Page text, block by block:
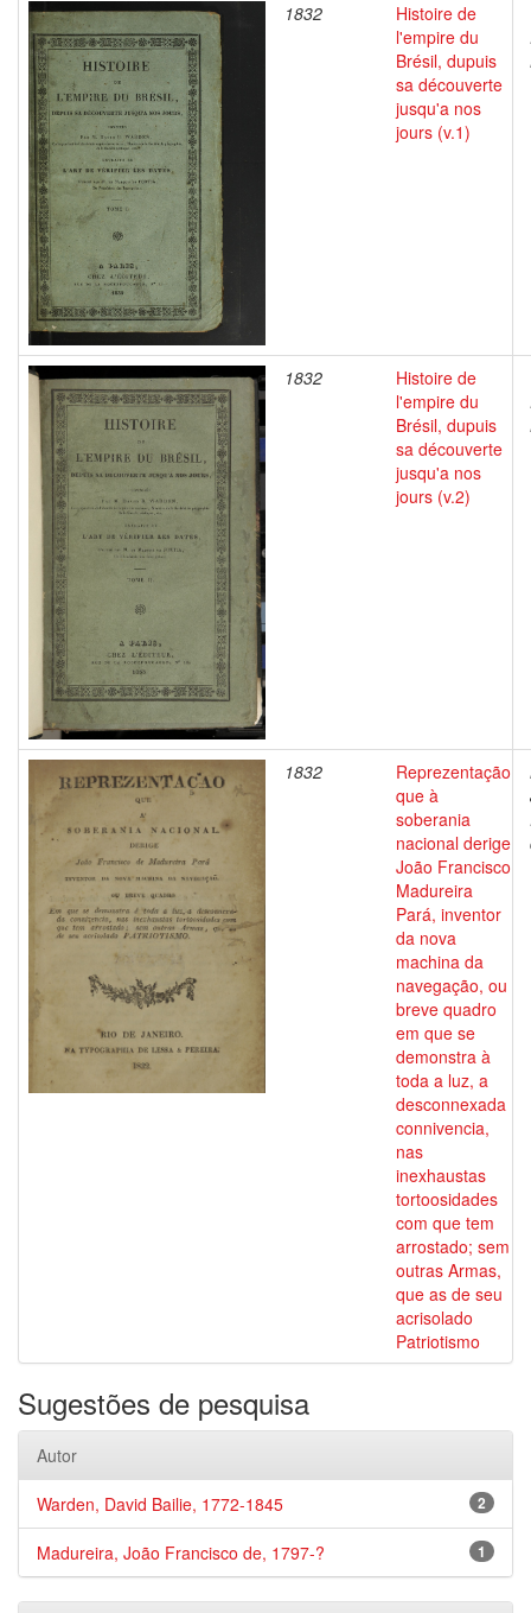
1832
Histoire de
l'empire du
Brésil, dupuis
sa découverte
jusqu'a nos
jours (v.1)
1832
Histoire de
l'empire du
Brésil, dupuis
sa découverte
jusqu'a nos
jours (v.2)
1832
Reprezentação
que à
soberania
nacional derige
João Francisco
Madureira
Pará, inventor
da nova
machina da
navegação, ou
breve quadro
em que se
demonstra à
toda a luz, a
desconnexada
connivencia,
nas
inexhaustas
tortoosidades
com que tem
arrostado; sem
outras Armas,
que as de seu
acrisolado
Patriotismo
Sugestões de pesquisa
Autor
2
Warden, David Bailie, 1772-1845
1
Madureira, João Francisco de, 1797-?